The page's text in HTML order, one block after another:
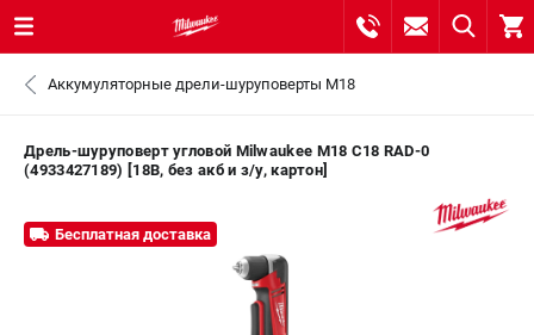
- ЗАКАЗ ЗАПЧАСТЕЙ
0 ₽
Аккумуляторные дрели-шуруповерты M18
Дрель-шуруповерт угловой Milwaukee M18 C18 RAD-0
(4933427189) [18В, без акб и з/у, картон]
Бесплатная доставка